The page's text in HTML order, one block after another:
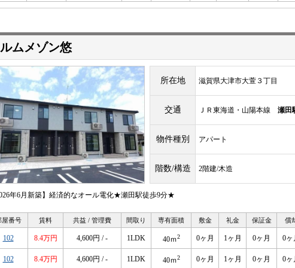
ムメゾン悠
所在地 滋賀県大津市大萱３丁目
交通 ＪＲ東海道・山陽本線 瀬田
物件種別 アパート
階数/構造 2階建/木造
年6月新築】経済的なオール電化★瀬田駅徒歩9分★
屋番号 賃料 共益 / 管理費 間取り 専有面積 敷金 礼金 保証金 償
102 8.4万円 4,600円 / - 1LDK 40ｍ2 0ヶ月 1ヶ月 0ヶ月 0ヶ
102 8.4万円 4,600円 / - 1LDK 40ｍ2 0ヶ月 1ヶ月 0ヶ月 0ヶ